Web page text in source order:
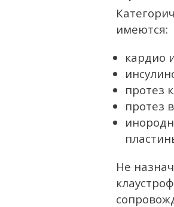
имеются:
кардио
протез
протез
Не